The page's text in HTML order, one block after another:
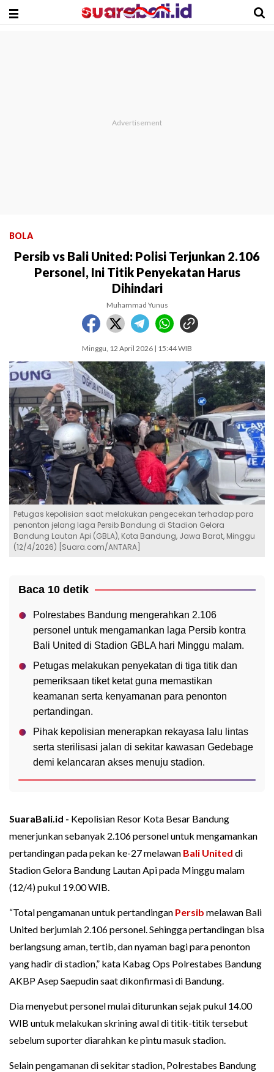
BOLA
Persib vs Bali United: Polisi Terjunkan 2.106
Personel, Ini Titik Penyekatan Harus
Dihindari
Muhammad Yunus
Minggu, 12 April 2026 | 15:44 WIB
Petugas kepolisian saat melakukan pengecekan terhadap para
penonton jelang laga Persib Bandung di Stadion Gelora
Bandung Lautan Api (GBLA), Kota Bandung, Jawa Barat, Minggu
(12/4/2026) [Suara.com/ANTARA]
Baca 10 detik
Polrestabes Bandung mengerahkan 2.106
personel untuk mengamankan laga Persib kontra
Bali United di Stadion GBLA hari Minggu malam.
Petugas melakukan penyekatan di tiga titik dan
pemeriksaan tiket ketat guna memastikan
keamanan serta kenyamanan para penonton
pertandingan.
Pihak kepolisian menerapkan rekayasa lalu lintas
serta sterilisasi jalan di sekitar kawasan Gedebage
demi kelancaran akses menuju stadion.
SuaraBali.id - Kepolisian Resor Kota Besar Bandung
menerjunkan sebanyak 2.106 personel untuk mengamankan
pertandingan pada pekan ke-27 melawan Bali United di
Stadion Gelora Bandung Lautan Api pada Minggu malam
(12/4) pukul 19.00 WIB.
“Total pengamanan untuk pertandingan Persib melawan Bali
United berjumlah 2.106 personel. Sehingga pertandingan bisa
berlangsung aman, tertib, dan nyaman bagi para penonton
yang hadir di stadion,” kata Kabag Ops Polrestabes Bandung
AKBP Asep Saepudin saat dikonfirmasi di Bandung.
Dia menyebut personel mulai diturunkan sejak pukul 14.00
WIB untuk melakukan skrining awal di titik-titik tersebut
sebelum suporter diarahkan ke pintu masuk stadion.
Selain pengamanan di sekitar stadion, Polrestabes Bandung